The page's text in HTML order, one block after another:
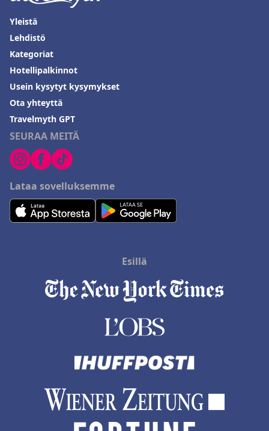
SEURAA MEITÄ
Lataa sovelluksemme
Yleistä
Lehdistö
Kategoriat
Hotellipalkinnot
Usein kysytyt kysymykset
Ota yhteyttä
Travelmyth GPT
Esillä